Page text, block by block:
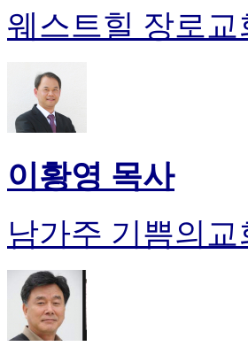
웨스트힐 장로교
이황영 목사
남가주 기쁨의교